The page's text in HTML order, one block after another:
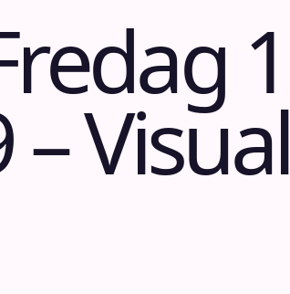
1
Visual